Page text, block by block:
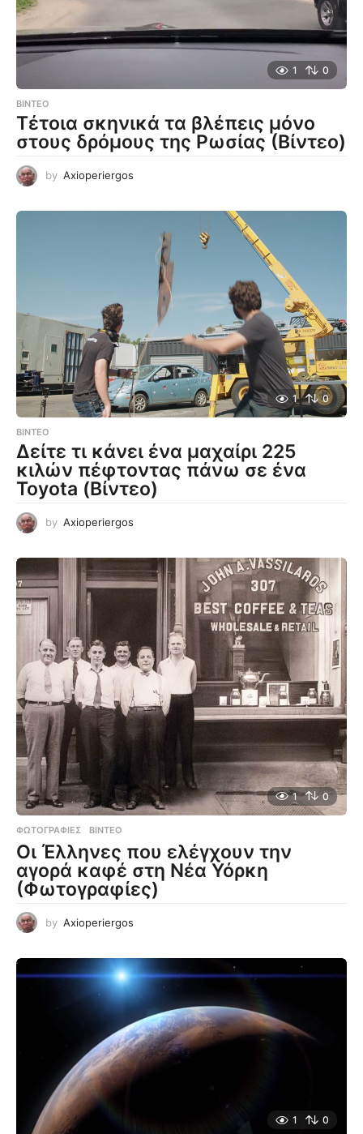
1 0
ΒΊΝΤΕΟ
Τέτοια σκηνικά τα βλέπεις μόνο
στους δρόμους της Ρωσίας (Βίντεο)
by Axioperiergos
1 0
ΒΊΝΤΕΟ
Δείτε τι κάνει ένα μαχαίρι 225
κιλών πέφτοντας πάνω σε ένα
Toyota (Βίντεο)
by Axioperiergos
1 0
ΦΩΤΟΓΡΑΦΊΕΣ ,ΒΊΝΤΕΟ
Οι Έλληνες που ελέγχουν την
αγορά καφέ στη Νέα Υόρκη
(Φωτογραφίες)
by Axioperiergos
1 0